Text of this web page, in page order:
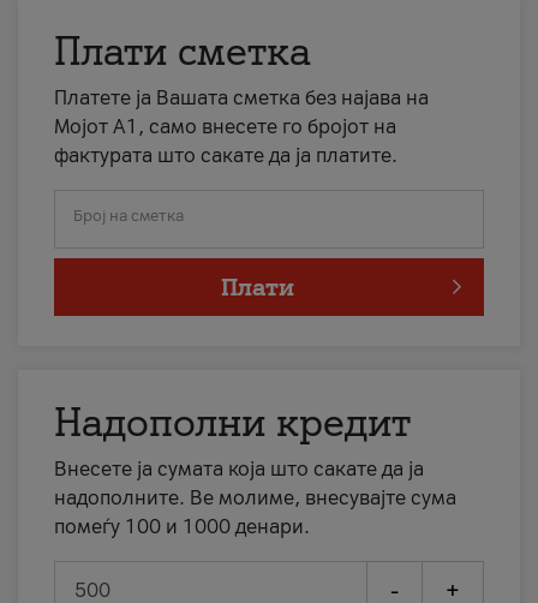
Плати сметка
Платете ја Вашата сметка без најава на
Мојот А1, само внесете го бројот на
фактурата што сакате да ја платите.
Број на сметка
Плати
Надополни кредит
Внесете ја сумата која што сакате да ја
надополните. Ве молиме, внесувајте сума
помеѓу 100 и 1000 денари.
- +